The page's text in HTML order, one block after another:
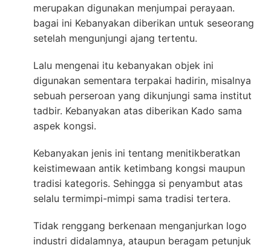
merupakan digunakan menjumpai perayaan.
bagai ini Kebanyakan diberikan untuk seseorang
setelah mengunjungi ajang tertentu.
Lalu mengenai itu kebanyakan objek ini
digunakan sementara terpakai hadirin, misalnya
sebuah perseroan yang dikunjungi sama institut
tadbir. Kebanyakan atas diberikan Kado sama
aspek kongsi.
Kebanyakan jenis ini tentang menitikberatkan
keistimewaan antik ketimbang kongsi maupun
tradisi kategoris. Sehingga si penyambut atas
selalu termimpi-mimpi sama tradisi tertera.
Tidak renggang berkenaan menganjurkan logo
industri didalamnya, ataupun beragam petunjuk